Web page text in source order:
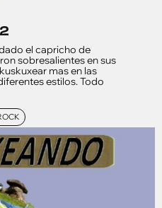
el capricho de
sobresalientes en sus
mas en las
estilos. Todo